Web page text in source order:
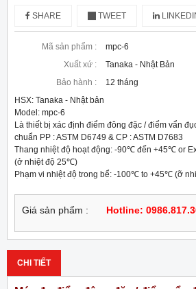
SHARE TWEET
Mã sản phẩm :
mpc-6
Xuất xứ :
Tanaka - Nhật Bản
Bảo hành :
12 tháng
HSX: Tanaka - Nhật bản
Model: mpc-6
Là thiết bị xác định điểm đông đặc / điểm vẩn
chuẩn PP : ASTM D6749 & CP : ASTM D7683
Thang nhiệt độ hoạt động: -90℃ đến +45℃ or
(ở nhiệt độ 25℃)
Phạm vi nhiệt độ trong bể: -100℃ to +45℃ (ỡ
Giá sản phẩm : Hotline:
CHI TIẾT